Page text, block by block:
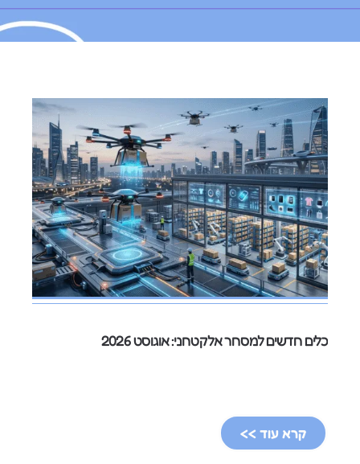
כלים חדשים למסחר אלקטרוני: אוגוסט 2026
קרא עוד >>